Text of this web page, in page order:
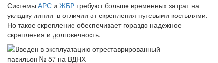
Системы АРС и ЖБР требуют больше временных затрат на
укладку линии, в отличии от скрепления путевыми костылями.
Но такое скрепление обеспечивает гораздо надежное
скрепления и долговечность.